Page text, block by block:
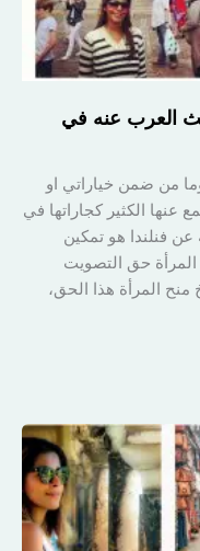
العرب عنه في
من ضمن خياراتي او
عنها الكثير كجاراتها في
فنلندا هو تمكين
المرأة حق التصويت
منح المرأة هذا الحق،